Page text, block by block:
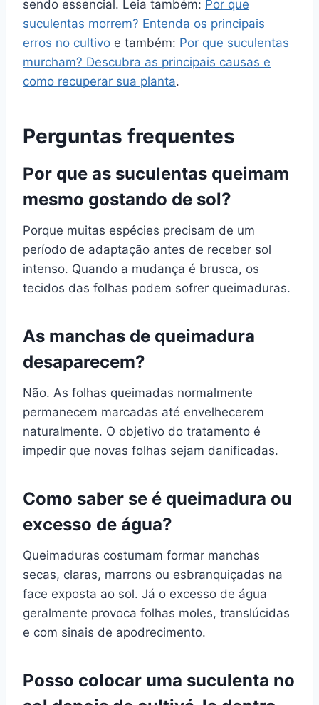
sendo essencial. Leia também: Por que
suculentas morrem? Entenda os principais
erros no cultivo e também: Por que suculentas
murcham? Descubra as principais causas e
como recuperar sua planta.
Perguntas frequentes
Por que as suculentas queimam
mesmo gostando de sol?
Porque muitas espécies precisam de um
período de adaptação antes de receber sol
intenso. Quando a mudança é brusca, os
tecidos das folhas podem sofrer queimaduras.
As manchas de queimadura
desaparecem?
Não. As folhas queimadas normalmente
permanecem marcadas até envelhecerem
naturalmente. O objetivo do tratamento é
impedir que novas folhas sejam danificadas.
Como saber se é queimadura ou
excesso de água?
Queimaduras costumam formar manchas
secas, claras, marrons ou esbranquiçadas na
face exposta ao sol. Já o excesso de água
geralmente provoca folhas moles, translúcidas
e com sinais de apodrecimento.
Posso colocar uma suculenta no